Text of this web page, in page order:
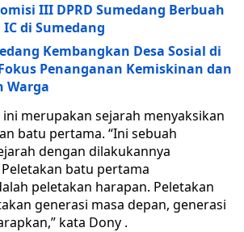
III DPRD Sumedang Berbuah
di Sumedang
Kembangkan Desa Sosial di
Penanganan Kemiskinan dan
Warga
merupakan sejarah menyaksikan
batu pertama. “Ini sebuah
dengan dilakukannya
batu pertama
peletakan harapan. Peletakan
generasi masa depan, generasi
kata Dony .